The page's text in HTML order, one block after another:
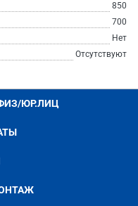
850
700
Нет
Отсутствуют
ЮР.ЛИЦ